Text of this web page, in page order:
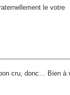
le votre
cru, donc… Bien à